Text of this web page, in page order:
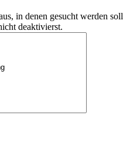
in denen gesucht werden
deaktivierst.